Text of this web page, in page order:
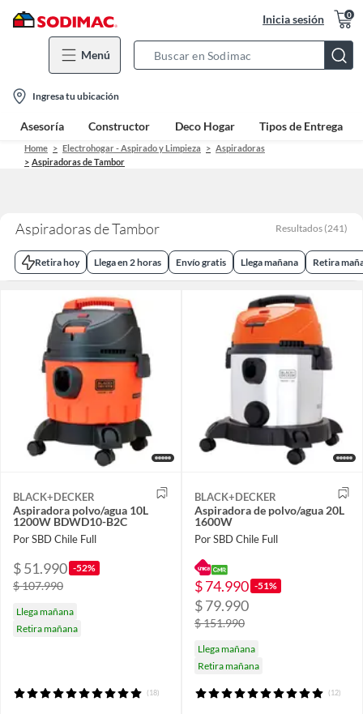
Inicia sesión 0
Menú
Bar
location-
icon
Ingresa tu ubicación
Asesoría Constructor Deco Hogar Tipos de Entrega
Home Electrohogar - Aspirado y Limpieza
Aspiradoras
Aspiradoras de Tambor
Aspiradoras de Tambor Resultados (241)
Retira hoy Llega en 2 horas Envío gratis Llega mañana Retira
BLACK+DECKER
Aspiradora polvo/agua 10L
1200W BDWD10-B2C
Por SBD Chile Full
$ 51.990 -52%
$ 107.990
Llega mañana
Retira mañana
(18)
BLACK+DECKER
Aspiradora de polvo/agua 20L
1600W
Por SBD Chile Full
$ 74.990 -51%
$ 79.990
$ 151.990
Llega mañana
Retira mañana
(12)